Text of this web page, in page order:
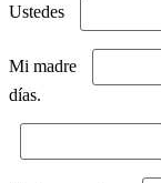
Ustedes
Mi madre
días.